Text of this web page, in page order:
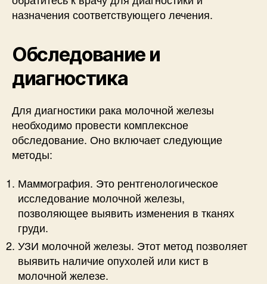
назначения соответствующего лечения.
Обследование и
диагностика
Для диагностики рака молочной железы
необходимо провести комплексное
обследование. Оно включает следующие
методы:
Маммография. Это рентгенологическое
исследование молочной железы,
позволяющее выявить изменения в тканях
груди.
УЗИ молочной железы. Этот метод позволяет
выявить наличие опухолей или кист в
молочной железе.